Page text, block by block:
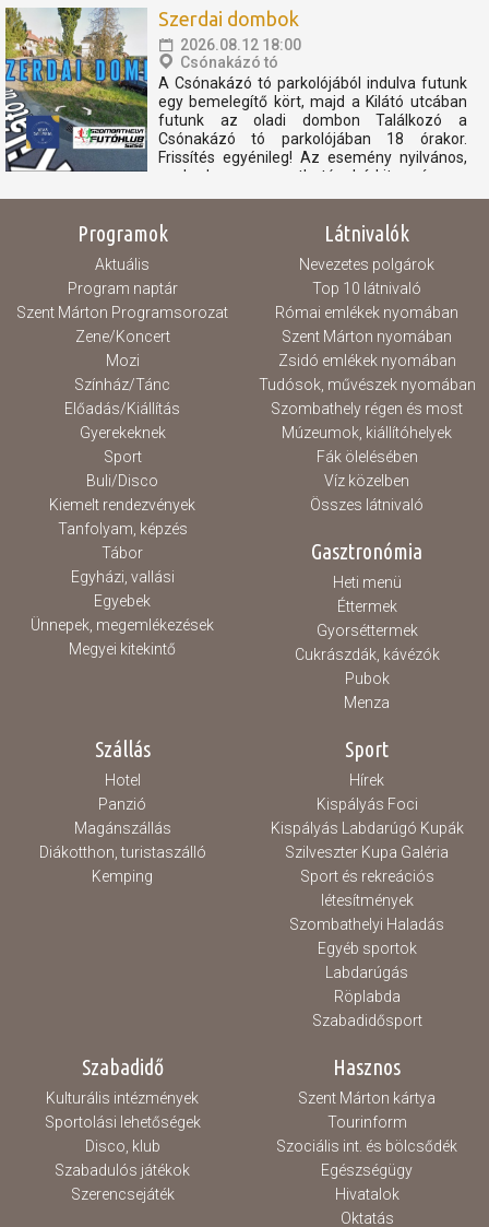
Szerdai dombok
2026.08.12 18:00
Csónakázó tó
A Csónakázó tó parkolójából indulva futunk
egy bemelegítő kört, majd a Kilátó utcában
futunk az oladi dombon Találkozó a
Csónakázó tó parkolójában 18 órakor.
Frissítés egyénileg! Az esemény nyilvános,
szabadon megosztható, bárkit szívesen
Programok
Aktuális
Program naptár
Szent Márton Programsorozat
Zene/Koncert
Mozi
Színház/Tánc
Előadás/Kiállítás
Gyerekeknek
Sport
Buli/Disco
Kiemelt rendezvények
Tanfolyam, képzés
Tábor
Egyházi, vallási
Egyebek
Ünnepek, megemlékezések
Megyei kitekintő
Látnivalók
Nevezetes polgárok
Top 10 látnivaló
Római emlékek nyomában
Szent Márton nyomában
Zsidó emlékek nyomában
Tudósok, művészek nyomában
Szombathely régen és most
Múzeumok, kiállítóhelyek
Fák ölelésében
Víz közelben
Összes látnivaló
Gasztronómia
Heti menü
Éttermek
Gyorséttermek
Cukrászdák, kávézók
Pubok
Menza
Szállás
Hotel
Panzió
Magánszállás
Diákotthon, turistaszálló
Kemping
Sport
Hírek
Kispályás Foci
Kispályás Labdarúgó Kupák
Szilveszter Kupa Galéria
Sport és rekreációs
létesítmények
Szombathelyi Haladás
Egyéb sportok
Labdarúgás
Röplabda
Szabadidősport
Szabadidő
Kulturális intézmények
Sportolási lehetőségek
Disco, klub
Szabadulós játékok
Szerencsejáték
Hasznos
Szent Márton kártya
Tourinform
Szociális int. és bölcsődék
Egészségügy
Hivatalok
Oktatás